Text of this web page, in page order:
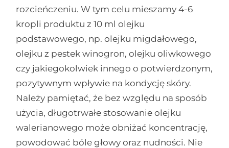
rozcieńczeniu. W tym celu mieszamy 4-6
kropli produktu z 10 ml olejku
podstawowego, np. olejku migdałowego,
olejku z pestek winogron, olejku oliwkowego
czy jakiegokolwiek innego o potwierdzonym,
pozytywnym wpływie na kondycję skóry.
Należy pamiętać, że bez względu na sposób
użycia, długotrwałe stosowanie olejku
walerianowego może obniżać koncentrację,
powodować bóle głowy oraz nudności. Nie